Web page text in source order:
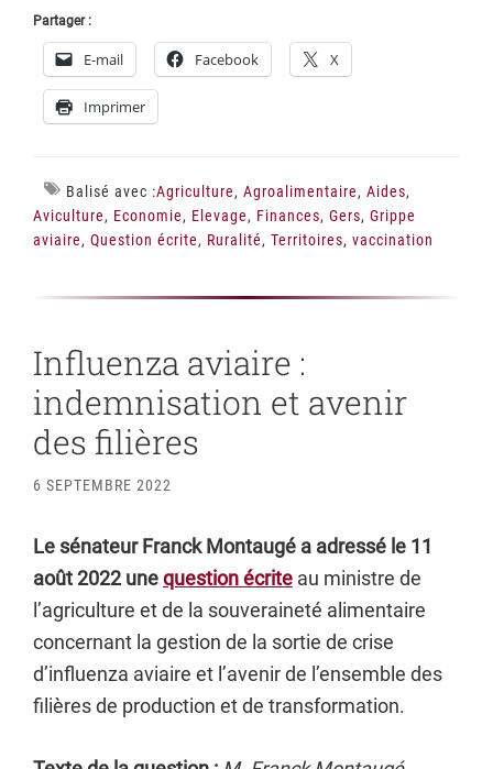
Partager :
E-mail Facebook X
Imprimer
Balisé avec :Agriculture, Agroalimentaire, Aides,
Aviculture, Economie, Elevage, Finances, Gers, Grippe
aviaire, Question écrite, Ruralité, Territoires, vaccination
Influenza aviaire :
indemnisation et avenir
des filières
6 SEPTEMBRE 2022
Le sénateur Franck Montaugé a adressé le 11
août 2022 unequestion écrite au ministre de
l’agriculture et de la souveraineté alimentaire
concernant la gestion de la sortie de crise
d’influenza aviaire et l’avenir de l’ensemble des
filières de production et de transformation.